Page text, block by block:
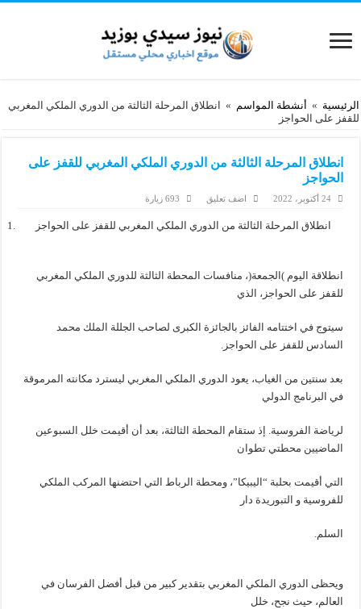
الرئيسية » أنشطة المواسم »
انطلاق المرحلة الثالثة من الدوري الملكي المغربي
للقفز على الحواجز
انطلاق المرحلة الثالثة من الدوري الملكي المغربي للقفز على
الحواجز
24 أكتوبر، 2022 اضف تعليق 693 زيارة
انطلاق المرحلة الثالثة من الدوري الملكي المغربي للقفز على الحواجز
انطلاقة اليوم )الجمعة(، منافسات المحطة الثالثة للدوري الملكي المغربي
للقفز على الحواجز، الذي
سيتوج في اختتامه الفائز بالجائزة الكبرى لصاحب الجللة الملك محمد
السادس للقفز على الحواجز.
بعد سنتين من الغياب، يعود الدوري الملكي المغربي ليسترد مكانته المرموقة
في البرنامج الدولي
لرياضة الفروسية. إذ ستقام المحطة الثالثة، بعد أن أقيمت خلل السبوعين
الماضيين محطتي تطوان
التي أقيمت بحلبة “اليبيكا”، ومحطة الرباط التي احتضنها المركب الملكي
للفروسية و التبوريدة دار
السلم.
ويحظى الدوري الملكي المغربي بتقدير كبير من قبل أفضل الفرسان في
العالم، حيث نجح، خلل